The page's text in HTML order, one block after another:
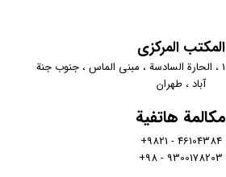
المكتب المركزي
الطابق الثالث ، الوحدة 10 ، الحارة السادسة ، مبنى الماس ، جنوب جنة
آباد ، طهران
مكالمة هاتفية
46104384 - 9821+
9300178203 - 98+